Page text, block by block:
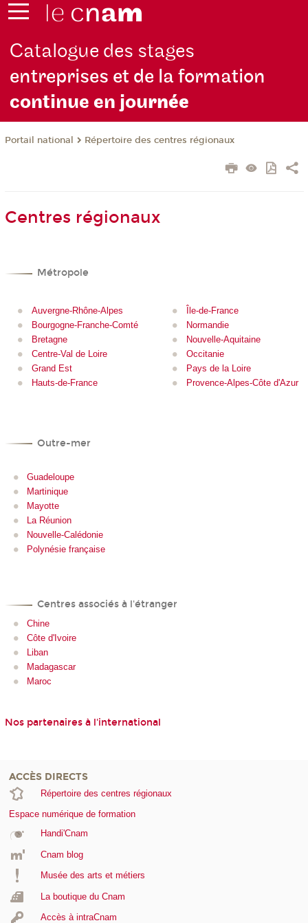
Catalogue des stages
entreprises et de la formation
continue en journée
Portail national Répertoire des centres régionaux
Centres régionaux
Métropole
Auvergne-Rhône-Alpes
Bourgogne-Franche-Comté
Bretagne
Centre-Val de Loire
Grand Est
Hauts-de-France
Île-de-France
Normandie
Nouvelle-Aquitaine
Occitanie
Pays de la Loire
Provence-Alpes-Côte d'Azur
Outre-mer
Guadeloupe
Martinique
Mayotte
La Réunion
Nouvelle-Calédonie
Polynésie française
Centres associés à l'étranger
Chine
Côte d'Ivoire
Liban
Madagascar
Maroc
Nos partenaires à l'international
ACCÈS DIRECTS
Répertoire des centres régionaux
Espace numérique de formation
Handi'Cnam
Cnam blog
Musée des arts et métiers
La boutique du Cnam
Accès à intraCnam